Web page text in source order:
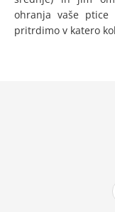
ohranja vaše
pritrdimo v katero